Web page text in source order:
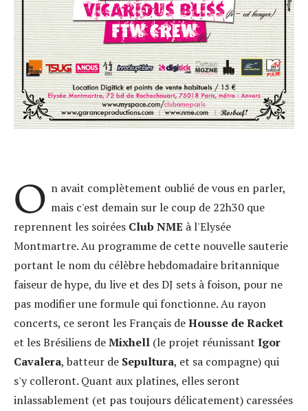
O n avait complètement oublié de vous en parler,
mais c'est demain sur le coup de 22h30 que
reprennent les soirées Club NME à l'Elysée
Montmartre. Au programme de cette nouvelle sauterie
portant le nom du célèbre hebdomadaire britannique
faiseur de hype, du live et des DJ sets à foison, pour ne
pas modifier une formule qui fonctionne. Au rayon
concerts, ce seront les Français deHousse de Racket
et les Brésiliens deMixhell (le projet réunissant Igor
Cavalera, batteur de Sepultura, et sa compagne) qui
s'y colleront. Quant aux platines, elles seront
inlassablement (et pas toujours délicatement) caressées